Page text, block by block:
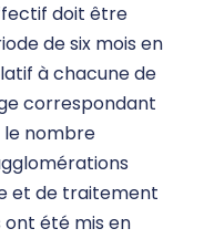
doit être
de six mois en
à chacune de
correspondant
nombre
et de traitement
ont été mis en